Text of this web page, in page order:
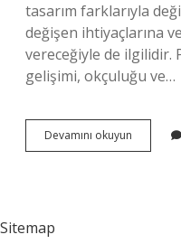
tasarım farklarıyla
değişen ihtiyaçlarına
vereceğiyle de ilgilidir.
gelişimi, okçuluğu ve…
Devamını okuyun Okçulukta
kaç
Sitemap